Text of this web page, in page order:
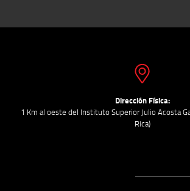
Dirección Física:
1 Km al oeste del Instituto Superior Julio Acosta
Rica)